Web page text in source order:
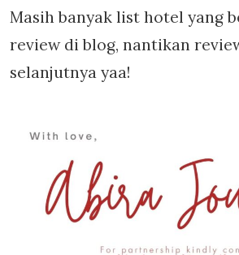
Masih banyak list hotel yang
review di blog, nantikan
selanjutnya yaa!